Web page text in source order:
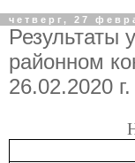
четверг, 27
Результаты
районном
26.02.2020 г.